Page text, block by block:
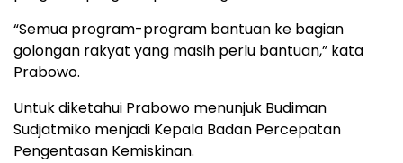
“Semua program-program bantuan ke bagian
golongan rakyat yang masih perlu bantuan,” kata
Prabowo.
Untuk diketahui Prabowo menunjuk Budiman
Sudjatmiko menjadi Kepala Badan Percepatan
Pengentasan Kemiskinan.